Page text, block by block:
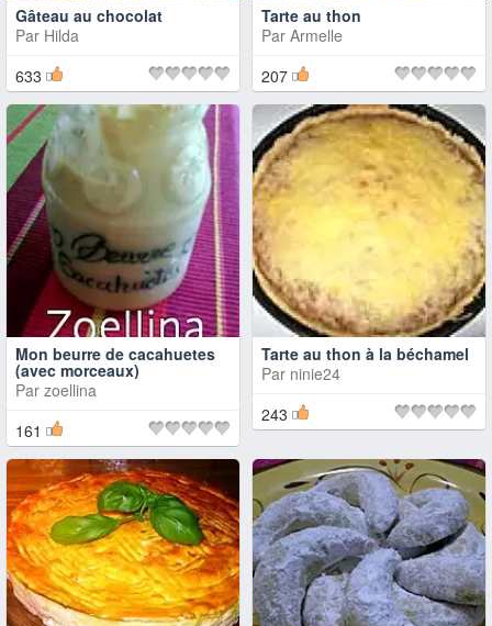
Gâteau au chocolat
Par Hilda
633
Tarte au thon
Par Armelle
207
Mon beurre de cacahuetes
(avec morceaux)
Par zoellina
161
Tarte au thon à la béchamel
Par ninie24
243